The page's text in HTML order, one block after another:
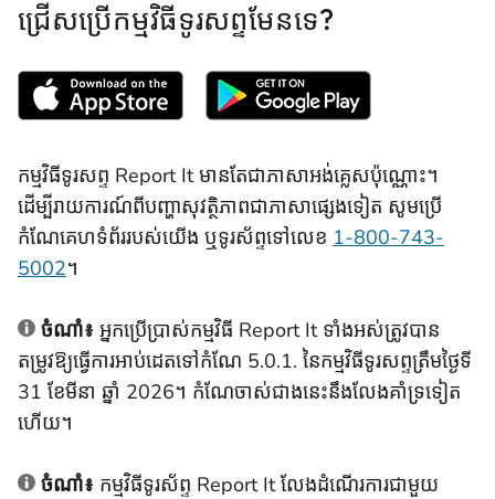
ជ្រើសប្រើកម្មវិធីទូរសព្ទមែនទេ?
កម្មវិធីទូរសព្ទ Report It មានតែជាភាសាអង់គ្លេសប៉ុណ្ណោះ។
ដើម្បីរាយការណ៍ពីបញ្ហាសុវត្ថិភាពជាភាសាផ្សេងទៀត សូមប្រើ
កំណែគេហទំព័ររបស់យើង ឬទូរស័ព្ទទៅលេខ 1-800-743-
5002។
ចំណាំ៖ អ្នកប្រើប្រាស់កម្មវិធី Report It ទាំងអស់ត្រូវបាន
តម្រូវឱ្យធ្វើការអាប់ដេតទៅកំណែ 5.0.1. នៃកម្មវិធីទូរសព្ទត្រឹមថ្ងៃទី
31 ខែមីនា ឆ្នាំ 2026។ កំណែចាស់ជាងនេះនឹងលែងគាំទ្រទៀត
ហើយ។
ចំណាំ៖ កម្មវិធីទូរស័ព្ទ Report It លែងដំណើរការជាមួយ